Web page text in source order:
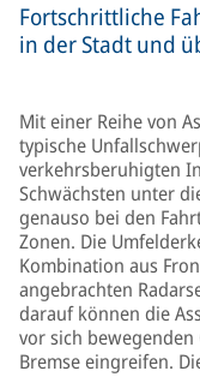
Fortschrittliche
in der Stadt und
Mit einer Reihe von
typische
verkehrsberuhigten
Schwächsten unter
genauso bei den
Zonen. Die
Kombination aus
angebrachten
darauf können die
vor sich
Bremse eingreifen.